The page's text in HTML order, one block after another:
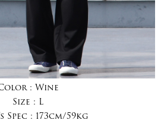
: Wine
Size : L
Spec : 173cm/59kg